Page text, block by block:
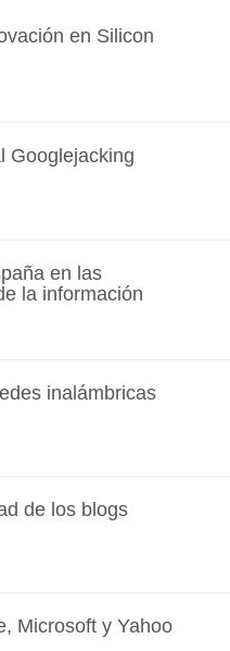
en Silicon
Googlejacking
en las
la información
inalámbricas
de los blogs
Microsoft y Yahoo